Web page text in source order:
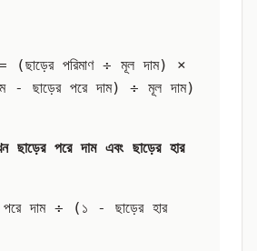
(ছাড়ের পরিমাণ ÷ মূল দাম) ×
- ছাড়ের পরে দাম) ÷ মূল দাম)
ছাড়ের পরে দাম এবং ছাড়ের হার
পরে দাম ÷ (১ - ছাড়ের হার